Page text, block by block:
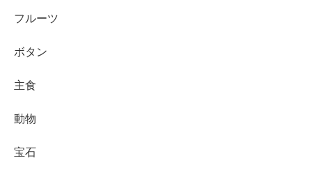
フルーツ
ボタン
主食
動物
宝石